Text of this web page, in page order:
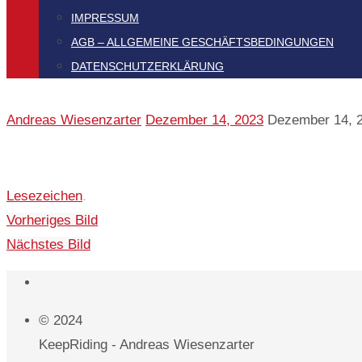
IMPRESSUM
AGB – ALLGEMEINE GESCHÄFTSBEDINGUNGEN
DATENSCHUTZERKLÄRUNG
Andreas Wiesenzarter Dezember 14, 2023 Dezember 14,
Lesezeichen.
Vorheriges Bild
Nächstes Bild
© 2024
KeepRiding - Andreas Wiesenzarter